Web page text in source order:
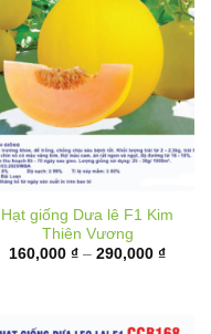
Hạt giống Dưa lê F1 Kim
Thiên Vương
160,000 ₫ – 290,000 ₫